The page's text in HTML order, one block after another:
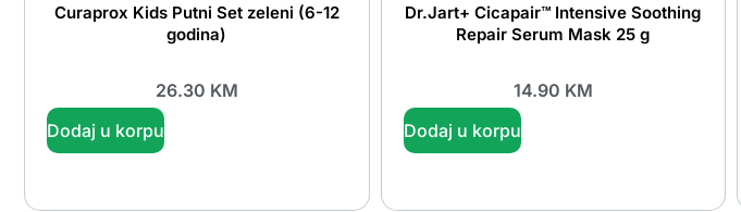
Curaprox Kids Putni Set zeleni (6-12
godina)
26.30 KM
Dodaj u korpu
Dr.Jart+ Cicapair™ Intensive Soothing
Repair Serum Mask 25 g
14.90 KM
Dodaj u korpu